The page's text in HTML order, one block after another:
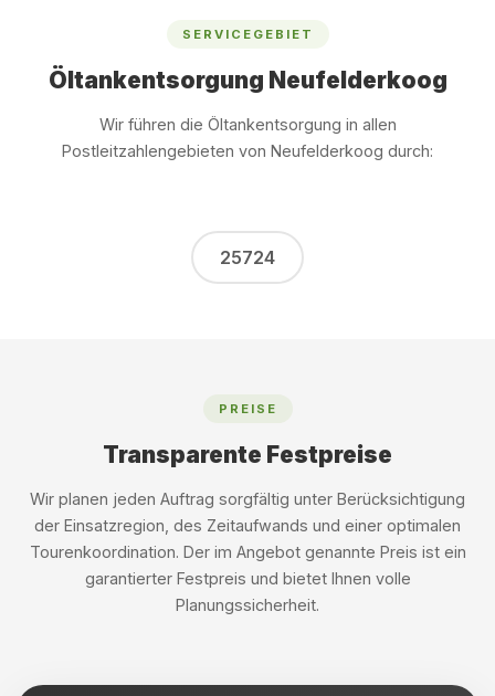
SERVICEGEBIET
Öltankentsorgung Neufelderkoog
Wir führen die Öltankentsorgung in allen
Postleitzahlengebieten von Neufelderkoog durch:
25724
PREISE
Transparente Festpreise
Wir planen jeden Auftrag sorgfältig unter Berücksichtigung
der Einsatzregion, des Zeitaufwands und einer optimalen
Tourenkoordination. Der im Angebot genannte Preis ist ein
garantierter Festpreis und bietet Ihnen volle
Planungssicherheit.